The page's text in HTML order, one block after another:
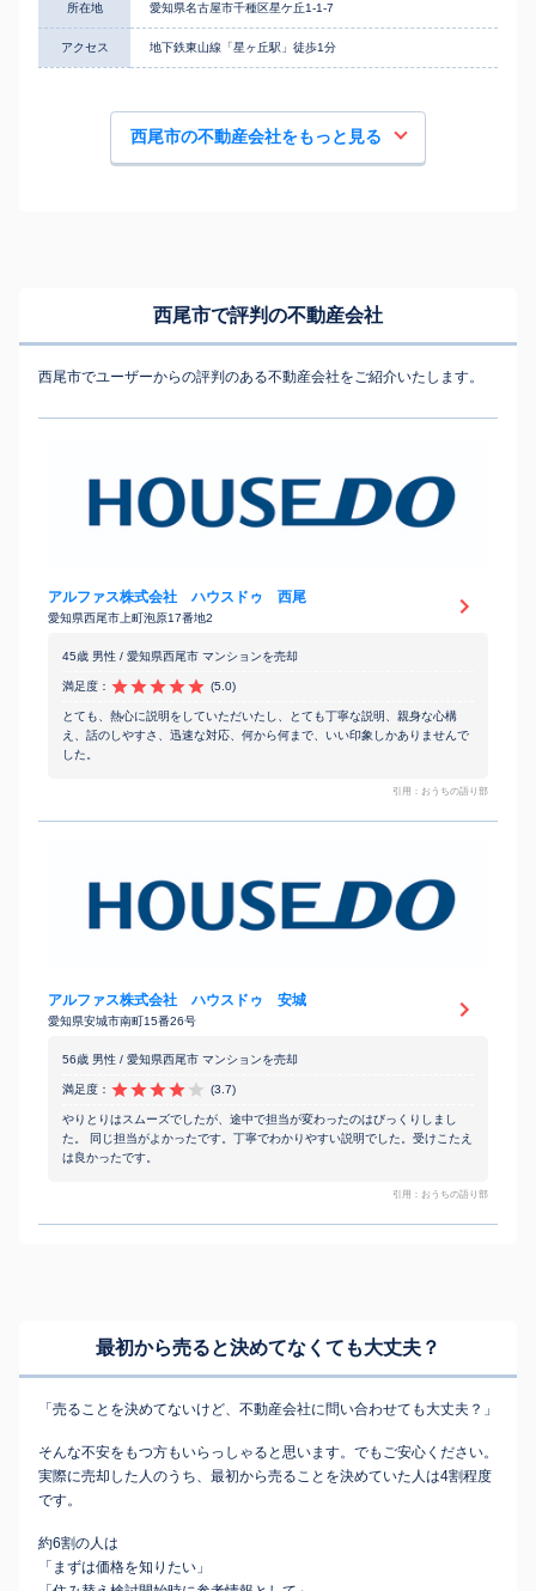
所在地 愛知県名古屋市千種区星ケ丘1-1-7
アクセス 地下鉄東山線「星ヶ丘駅」徒歩1分
西尾市の不動産会社をもっと見る
西尾市で評判の不動産会社
西尾市でユーザーからの評判のある不動産会社をご紹介いたします。
アルファス株式会社 ハウスドゥ 西尾
愛知県西尾市上町泡原17番地2
45歳 男性 / 愛知県西尾市 マンションを売却
満足度： (5.0)
とても、熱心に説明をしていただいたし、とても丁寧な説明、親身な心構
え、話のしやすさ、迅速な対応、何から何まで、いい印象しかありませんで
した。
引用：おうちの語り部
アルファス株式会社 ハウスドゥ 安城
愛知県安城市南町15番26号
56歳 男性 / 愛知県西尾市 マンションを売却
満足度： (3.7)
やりとりはスムーズでしたが、途中で担当が変わったのはびっくりしまし
た。 同じ担当がよかったです。丁寧でわかりやすい説明でした。受けこたえ
は良かったです。
引用：おうちの語り部
最初から売ると決めてなくても大丈夫？
「売ることを決めてないけど、不動産会社に問い合わせても大丈夫？」
そんな不安をもつ方もいらっしゃると思います。でもご安心ください。
実際に売却した人のうち、最初から売ることを決めていた人は4割程度
です。
約6割の人は
「まずは価格を知りたい」